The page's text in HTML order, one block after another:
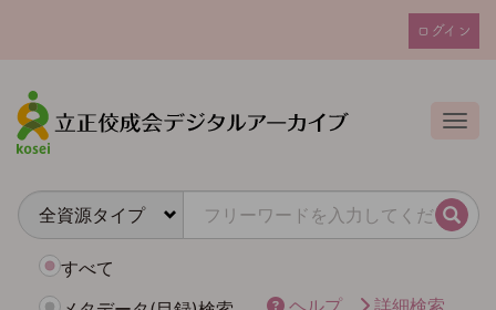
ン
テ
ン
ユ
カ
ウ
ト
ログイン
検索
すべて